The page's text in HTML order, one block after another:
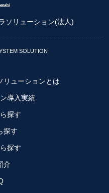
ソリューション(法人)
SOLUTION
リューションとは
導入実績
探す
探す
探す
介